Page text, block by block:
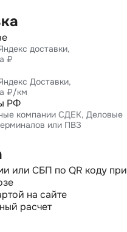
доставки,
₽
Доставки,
₽/км
РФ
компании СДЕК, Деловые
или ПВЗ
или СБП по QR коду при
на сайте
расчет